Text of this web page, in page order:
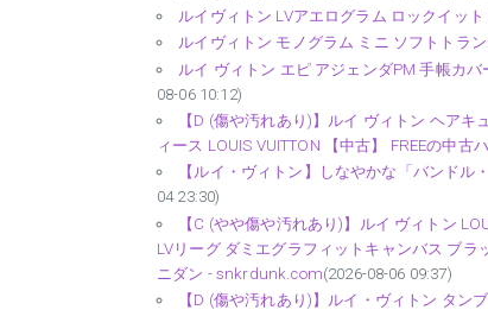
ルイヴィトン LVアエログラム ロックイッ
ルイヴィトン モノグラム ミニ ソフトトラ
ルイ ヴィトン エピ アジェンダPM 手帳カ
08-06 10:12)
【D (傷や汚れあり)】ルイ ヴィトン ヘア
ィース LOUIS VUITTON 【中古】 FREEの中
【ルイ・ヴィトン】しなやかな「バンド
04 23:30)
【C (やや傷や汚れあり)】ルイ ヴィトン
LVリーグ ダミエグラフィットキャンバス ブ
ニダン - snkrdunk.com(2026-08-06 09:37)
【D (傷や汚れあり)】ルイ・ヴィトン タン